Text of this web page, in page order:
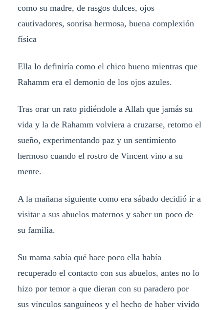
como su madre, de rasgos dulces, ojos
cautivadores, sonrisa hermosa, buena complexión
física
Ella lo definiría como el chico bueno mientras que
Rahamm era el demonio de los ojos azules.
Tras orar un rato pidiéndole a Allah que jamás su
vida y la de Rahamm volviera a cruzarse, retomo el
sueño, experimentando paz y un sentimiento
hermoso cuando el rostro de Vincent vino a su
mente.
A la mañana siguiente como era sábado decidió ir a
visitar a sus abuelos maternos y saber un poco de
su familia.
Su mama sabía qué hace poco ella había
recuperado el contacto con sus abuelos, antes no lo
hizo por temor a que dieran con su paradero por
sus vínculos sanguíneos y el hecho de haber vivido